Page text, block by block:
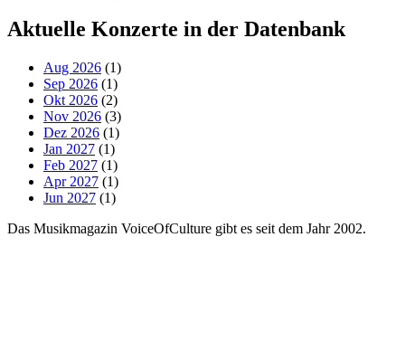
Aktuelle Konzerte in der Datenbank
Aug 2026 (1)
Sep 2026 (1)
Okt 2026 (2)
Nov 2026 (3)
Dez 2026 (1)
Jan 2027 (1)
Feb 2027 (1)
Apr 2027 (1)
Jun 2027 (1)
Das Musikmagazin VoiceOfCulture gibt es seit dem Jahr 2002.